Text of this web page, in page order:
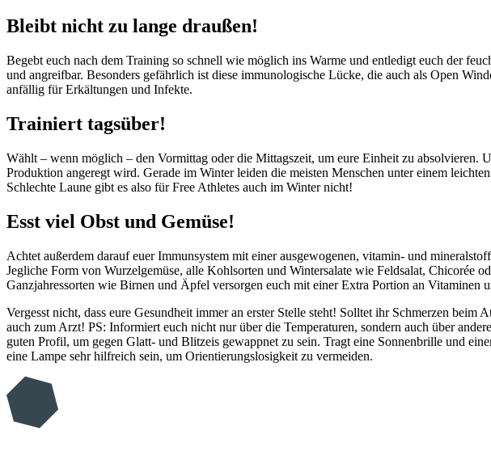
Bleibt nicht zu lange draußen!
Begebt euch nach dem Training so schnell wie möglich ins Warme und entledigt euch der
und angreifbar. Besonders gefährlich ist diese immunologische Lücke, die auch als Open
anfällig für Erkältungen und Infekte.
Trainiert tagsüber!
Wählt – wenn möglich – den Vormittag oder die Mittagszeit, um eure Einheit zu absolvieren.
Produktion angeregt wird. Gerade im Winter leiden die meisten Menschen unter einem
Schlechte Laune gibt es also für Free Athletes auch im Winter nicht!
Esst viel Obst und Gemüse!
Achtet außerdem darauf euer Immunsystem mit einer ausgewogenen, vitamin- und
Jegliche Form von Wurzelgemüse, alle Kohlsorten und Wintersalate wie Feldsalat, Chicorée
Ganzjahressorten wie Birnen und Äpfel versorgen euch mit einer Extra Portion an Vitaminen
Vergesst nicht, dass eure Gesundheit immer an erster Stelle steht! Solltet ihr Schmerzen
auch zum Arzt! PS: Informiert euch nicht nur über die Temperaturen, sondern auch über
guten Profil, um gegen Glatt- und Blitzeis gewappnet zu sein. Tragt eine Sonnenbrille und
eine Lampe sehr hilfreich sein, um Orientierungslosigkeit zu vermeiden.